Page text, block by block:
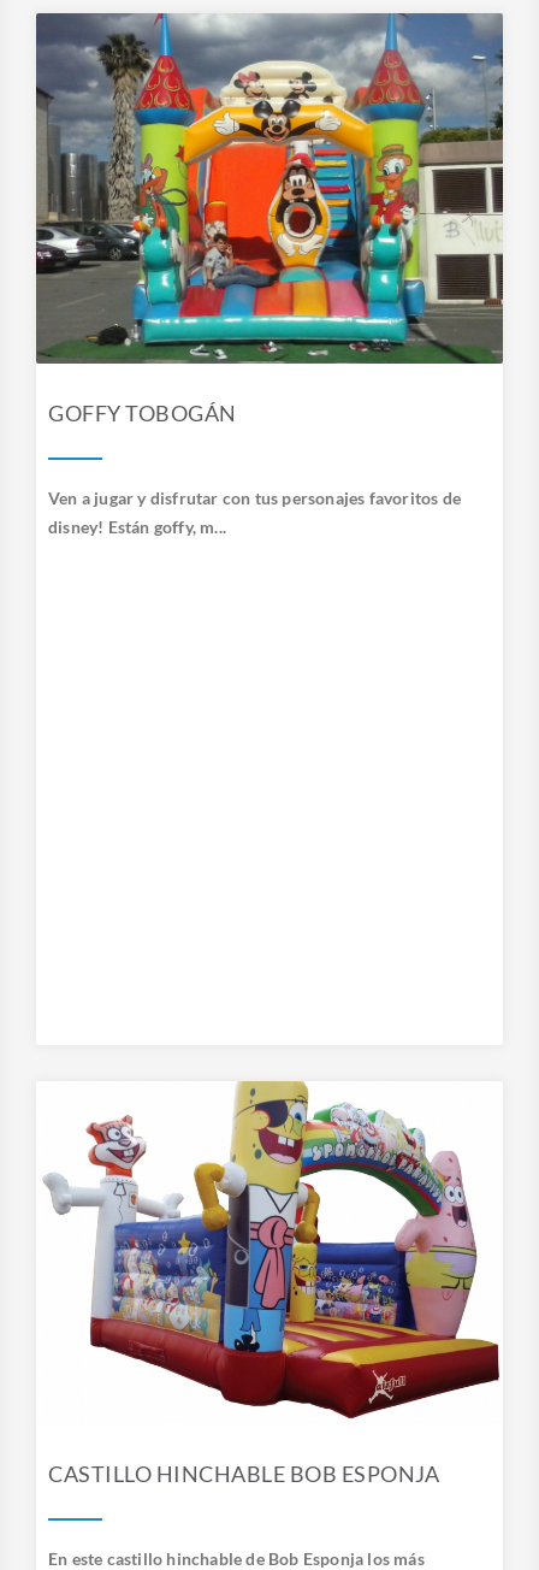
GOFFY TOBOGÁN
Ven a jugar y disfrutar con tus personajes favoritos de
disney! Están goffy, m...
CASTILLO HINCHABLE BOB ESPONJA
En este castillo hinchable de Bob Esponja los más